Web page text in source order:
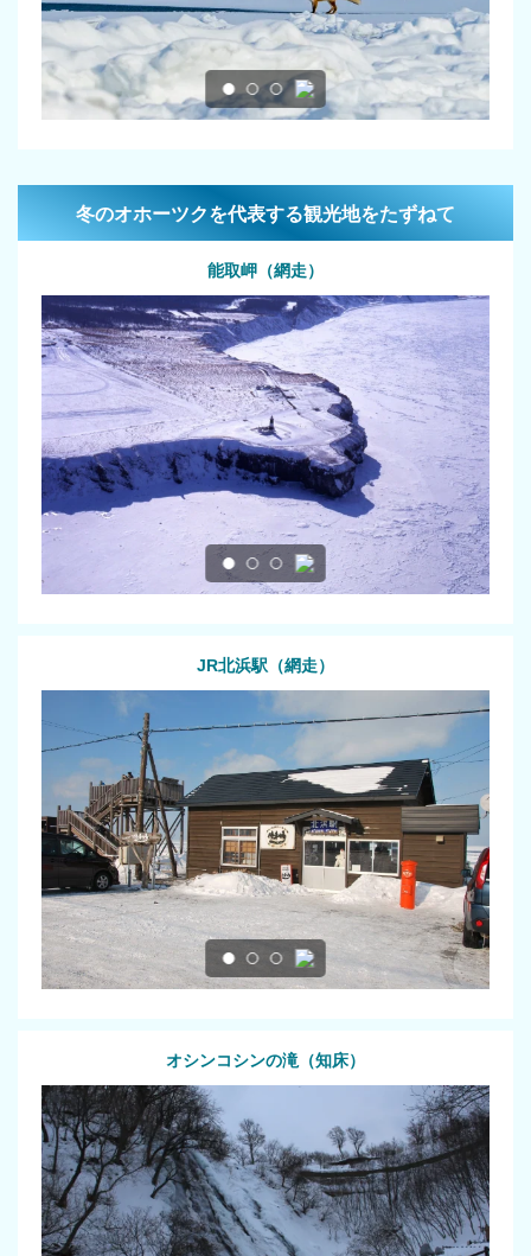
冬のオホーツクを代表する観光地をたずねて
能取岬（網走）
JR北浜駅（網走）
オシンコシンの滝（知床）